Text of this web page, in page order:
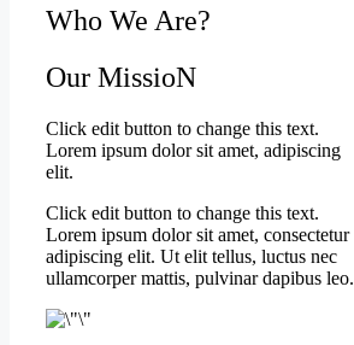
Who We Are?
Our MissioN
Click edit button to change this text.
Lorem ipsum dolor sit amet, adipiscing
elit.
Click edit button to change this text.
Lorem ipsum dolor sit amet, consectetur
adipiscing elit. Ut elit tellus, luctus nec
ullamcorper mattis, pulvinar dapibus leo.